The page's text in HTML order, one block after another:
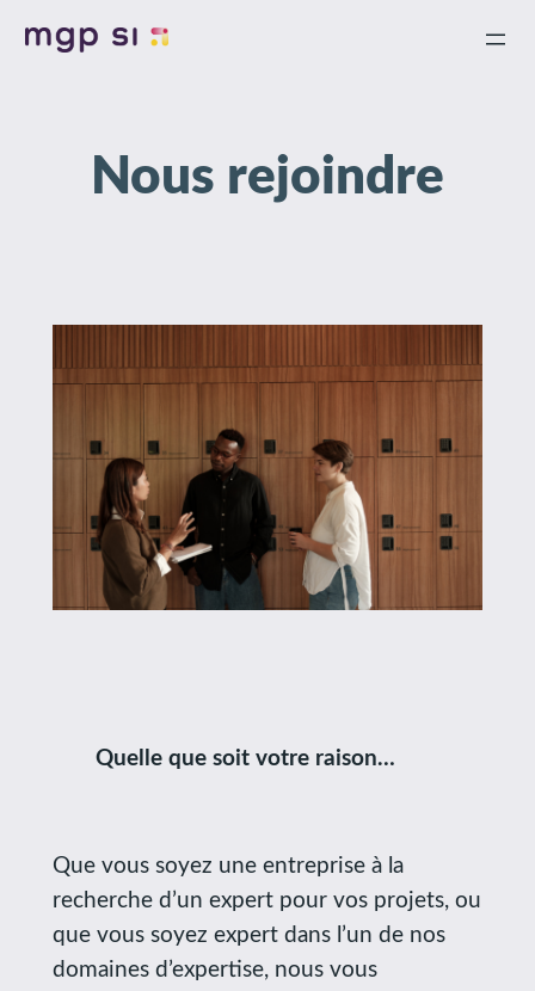
Aller
Nous rejoindre
Quelle que soit votre raison…
Que vous soyez une entreprise à la
recherche d’un expert pour vos projets, ou
que vous soyez expert dans l’un de nos
domaines d’expertise, nous vous